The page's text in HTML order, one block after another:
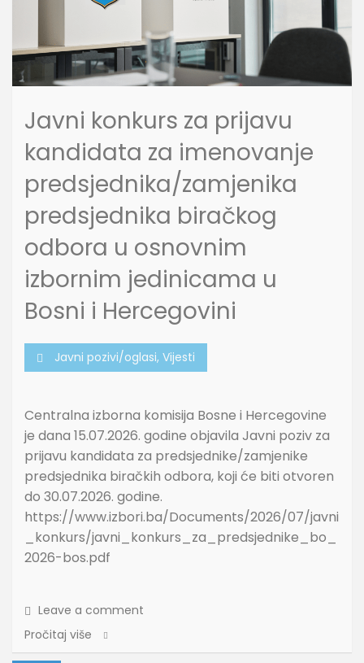
Javni konkurs za prijavu
kandidata za imenovanje
predsjednika/zamjenika
predsjednika biračkog
odbora u osnovnim
izbornim jedinicama u
Bosni i Hercegovini
Javni pozivi/oglasi, Vijesti
Centralna izborna komisija Bosne i Hercegovine
je dana 15.07.2026. godine objavila Javni poziv za
prijavu kandidata za predsjednike/zamjenike
predsjednika biračkih odbora, koji će biti otvoren
do 30.07.2026. godine.
https://www.izbori.ba/Documents/2026/07/javni
_konkurs/javni_konkurs_za_predsjednike_bo_
2026-bos.pdf
Leave a comment
Pročitaj više